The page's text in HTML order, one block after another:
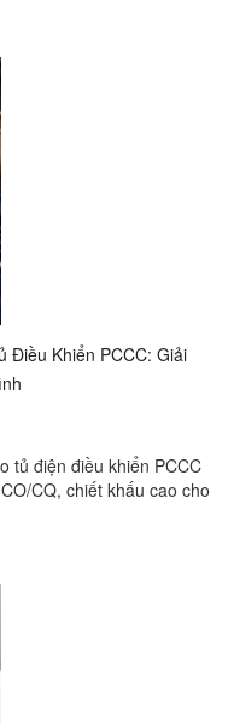
Điều Khiển PCCC: Giải
tủ điện điều khiển PCCC
CQ, chiết khấu cao cho